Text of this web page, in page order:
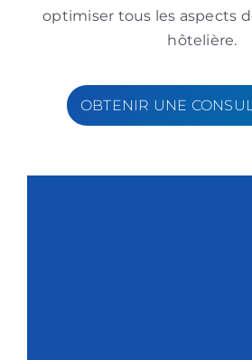
optimiser tous les aspects
hôtelière.
OBTENIR UNE